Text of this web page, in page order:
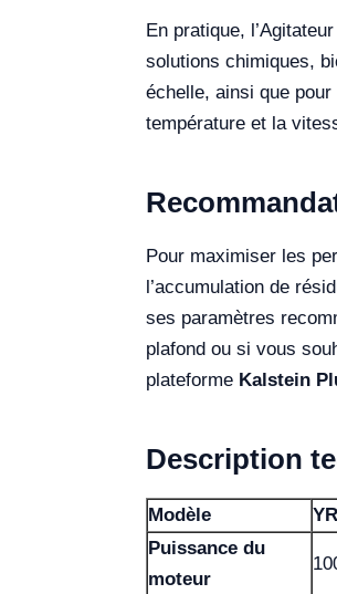
En pratique,
solutions chimiques,
échelle, ainsi que
température et la
Pour maximiser les
l’accumulation de
ses paramètres
plafond ou si vous
plateforme Kalstein
Description
Modèle
Puissance du
moteur